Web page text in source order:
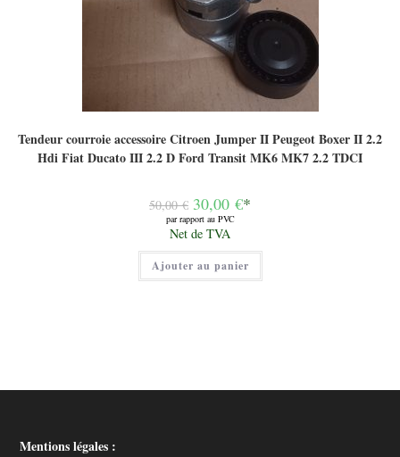
Tendeur courroie accessoire Citroen Jumper II Peugeot Boxer II 2.2
Hdi Fiat Ducato III 2.2 D Ford Transit MK6 MK7 2.2 TDCI
50,00€ Le
prix
initial
était :
50,00 €.
30,00 €*
par rapport au PVC
Le
prix
actuel
est :
30,00 €.
Net de TVA
Ajouter au panier
Mentions légales :